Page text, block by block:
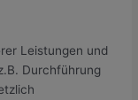
Leistungen und
Durchführung